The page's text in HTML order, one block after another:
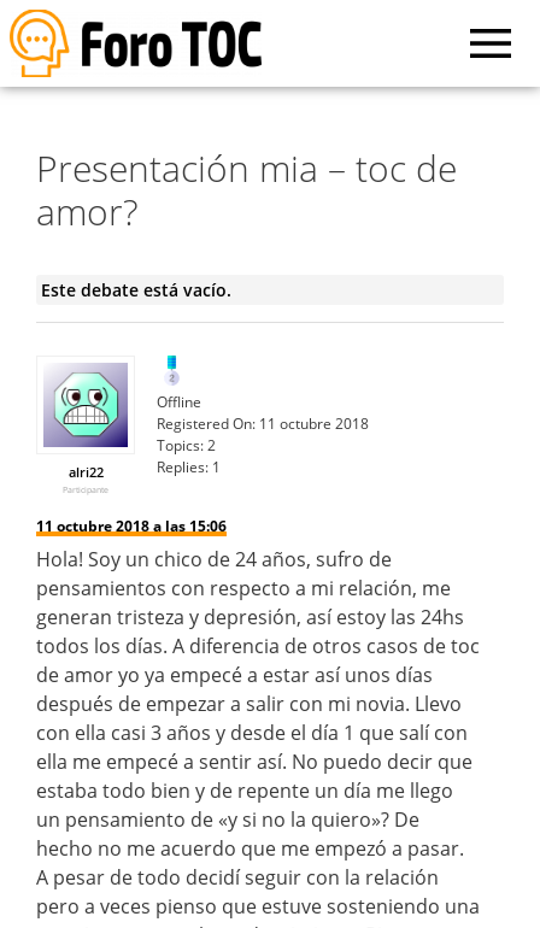
Presentación mia – toc de
amor?
Este debate está vacío.
alri22
Participante
Offline
Registered On: 11 octubre 2018
Topics:2
Replies: 1
11 octubre 2018 a las 15:06
Hola! Soy un chico de 24 años, sufro de
pensamientos con respecto a mi relación, me
generan tristeza y depresión, así estoy las 24hs
todos los días. A diferencia de otros casos de toc
de amor yo ya empecé a estar así unos días
después de empezar a salir con mi novia. Llevo
con ella casi 3 años y desde el día 1 que salí con
ella me empecé a sentir así. No puedo decir que
estaba todo bien y de repente un día me llego
un pensamiento de «y si no la quiero»? De
hecho no me acuerdo que me empezó a pasar.
A pesar de todo decidí seguir con la relación
pero a veces pienso que estuve sosteniendo una